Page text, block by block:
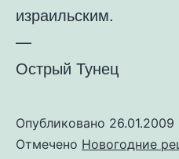
израильским.
—
Острый Тунец
Опубликовано 26.01.2009
Отмечено Новогодние